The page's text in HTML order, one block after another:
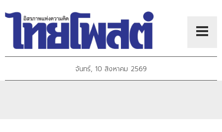
จันทร์, 10 สิงหาคม 2569